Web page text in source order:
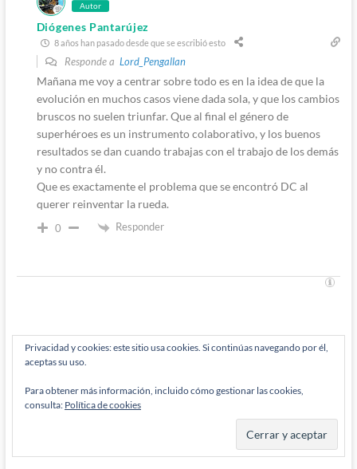
Autor
Diógenes Pantarújez
8 años han pasado desde que se escribió esto
Responde a Lord_Pengallan
Mañana me voy a centrar sobre todo es en la idea de que la
evolución en muchos casos viene dada sola, y que los cambios
bruscos no suelen triunfar. Que al final el género de
superhéroes es un instrumento colaborativo, y los buenos
resultados se dan cuando trabajas con el trabajo de los demás
y no contra él.
Que es exactamente el problema que se encontró DC al
querer reinventar la rueda.
0 Responder
Navegación
de
entradas
AnteriorEntrada
anterior:
60 años de Mortadelo y Filemón, sesenta años haciendo el
SiguienteEntrada
siguiente:
La solución se llama Wally West: Dan Slott y los calzoncillos
Privacidad y cookies: este sitio usa cookies. Si continúas navegando por él,
aceptas su uso.
Para obtener más información, incluido cómo gestionar las cookies,
consulta: Política de cookies